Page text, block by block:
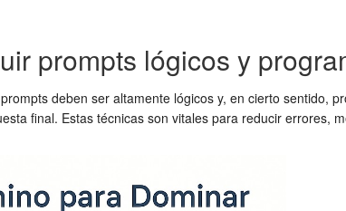
prompts lógicos y
deben ser altamente lógicos y, en cierto sentido,
final. Estas técnicas son vitales para reducir errores,